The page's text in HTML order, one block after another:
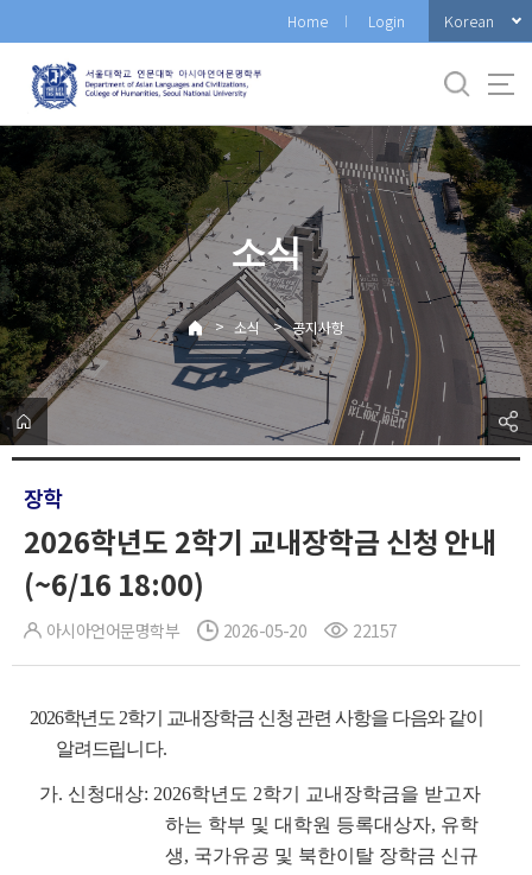
로
메
뉴
Home Login Korean
소식
> 소식 > 공지사항
장학
2026학년도 2학기 교내장학금 신청 안내
(~6/16 18:00)
아시아언어문명학부 2026-05-20 22157
2026학년도 2학기 교내장학금 신청 관련 사항을 다음와 같이
알려드립니다.
가. 신청대상: 2026학년도 2학기 교내장학금을 받고자
하는 학부 및 대학원 등록대상자, 유학
생, 국가유공 및 북한이탈 장학금 신규